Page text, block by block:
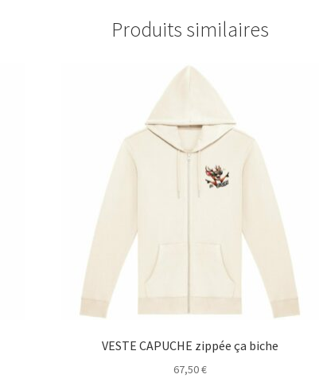
Produits similaires
VESTE CAPUCHE zippée ça biche
67,50€